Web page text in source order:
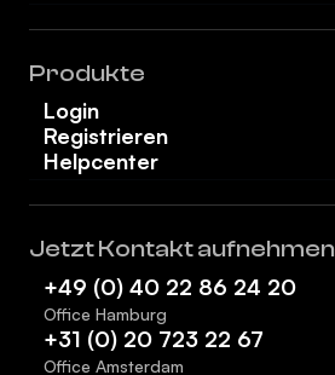
Produkte
Login
Registrieren
Helpcenter
Jetzt Kontakt aufnehmen
+49 (0) 40 22 86 24 20
Office Hamburg
+31 (0) 20 723 22 67
Office Amsterdam